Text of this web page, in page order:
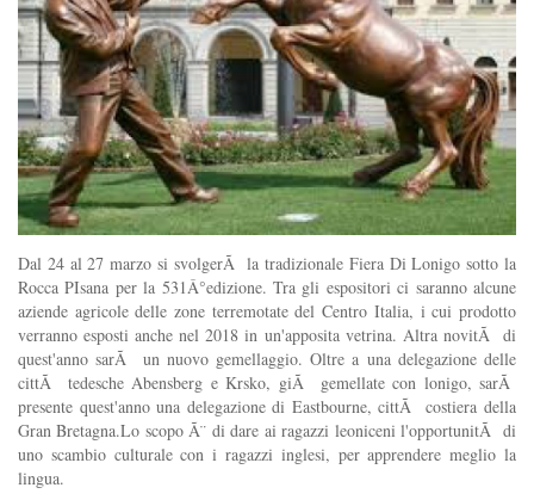
Dal 24 al 27 marzo si svolgerÃ la tradizionale Fiera Di Lonigo sotto la
Rocca PIsana per la 531Â°edizione. Tra gli espositori ci saranno alcune
aziende agricole delle zone terremotate del Centro Italia, i cui prodotto
verranno esposti anche nel 2018 in un'apposita vetrina. Altra novitÃ di
quest'anno sarÃ un nuovo gemellaggio. Oltre a una delegazione delle
cittÃ tedesche Abensberg e Krsko, giÃ gemellate con lonigo, sarÃ
presente quest'anno una delegazione di Eastbourne, cittÃ costiera della
Gran Bretagna.Lo scopo Ã¨ di dare ai ragazzi leoniceni l'opportunitÃ di
uno scambio culturale con i ragazzi inglesi, per apprendere meglio la
lingua.